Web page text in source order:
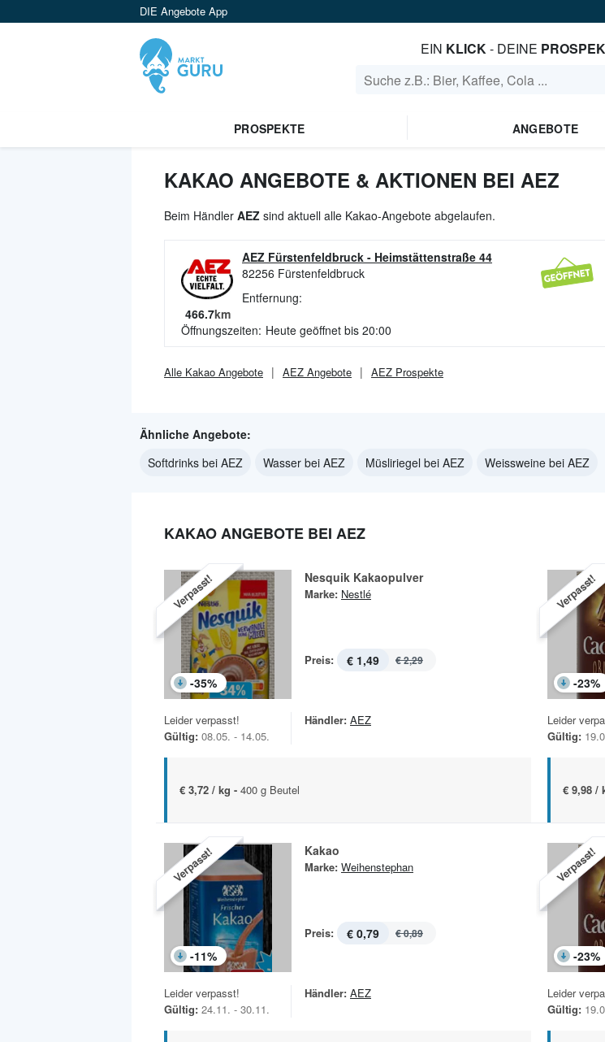
DIE Angebote App
EIN KLICK- DEINE
PROSPEKTE ANGEBOTE
KAKAO ANGEBOTE & AKTIONEN BEI AEZ
Beim Händler AEZ sind aktuell alle Kakao-Angebote abgelaufen.
AEZ Fürstenfeldbruck - Heimstättenstraße 44
82256 Fürstenfeldbruck
Entfernung:
466.7km
Öffnungszeiten: Heute geöffnet bis 20:00
Alle Kakao Angebote AEZ Angebote AEZ Prospekte
Ähnliche Angebote:
Softdrinks bei AEZ
Wasser bei AEZ Müsliriegel bei AEZ Weissweine bei AEZ
KAKAO ANGEBOTE BEI AEZ
Verpasst!
-35%
Nesquik Kakaopulver
Marke: Nestlé
Preis: € 1,49 € 2,29
Leider verpasst!
Gültig: 08.05. - 14.05.
Händler: AEZ
€ 3,72 / kg - 400 g Beutel
Verpasst!
-23%
Leider
Gültig:
€ 9,98 /
Verpasst!
-11%
Kakao
Marke: Weihenstephan
Preis: € 0,79 € 0,89
Leider verpasst!
Gültig: 24.11. - 30.11.
Händler: AEZ
Verpasst!
-23%
Leider
Gültig: